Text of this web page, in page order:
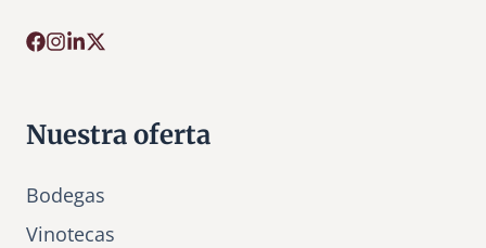
.
Nuestra oferta
Bodegas
Vinotecas